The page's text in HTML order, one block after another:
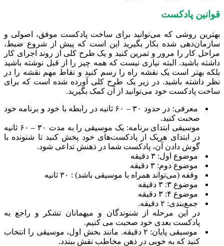
قوانین پادکست
بهترین روشی که می‌توانید برای ساخت پادکست موفق، اصولی و
سازمان‌دهی شده بکار بگیرید این است که پیش از شروع ضبط،
مراحل کار را مرور و تمرین کنید و یک طرح کلی از روند اجرای کار
داشته باشید. البته نیازی نیست که همه‌ چیز را از قبل نوشته باشید
بلکه بهتر است یک نقشه راه را رسم کنید و نقاط مهم نقشه را در
نظر داشته باشید. در زیر یک طرح کلی آورده شده است که برای
ساخت پادکست خود می‌توانید از آن کمک بگیرید.
معرفی: در حدود ۳۰ – ۶۰ ثانیه در رابطه با خود و برنامه خود
صحبت کنید.
موسیقی ابتدای برنامه: یک موسیقی را به مدت ۳۰ – ۶۰ ثانیه
در ابتدای هریک از پادکست‌های خود پخش کنید تا شنونده با
گوش دادن آن، پادکست شما در ذهنش تداعی شود.
موضوع اول: ۳ دقیقه
موضوع دوم: ۳ دقیقه
وقفه (می‌تواند همراه با موسیقی باشد) : ۳۰ ثانیه
موضوع ۳: ۳ دقیقه
موضوع ۴: ۳ دقیقه
جمع‌بندی: ۲ دقیقه.
در این مرحله از شنوندگان و میهمانان تشکر و راجع به
پادکست بعدی خود صحبت می کنیم.
موسیقی پایان: ۲ دقیقه. مانند بخش اول، موسیقی را انتخاب
کنید که به خوبی در ذهن مخاطب نقش ببندد.